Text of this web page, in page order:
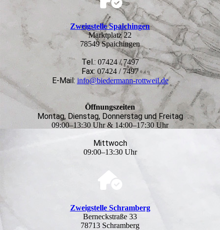
Zweigstelle Spaichingen
Marktplatz 22
78549 Spaichingen
Tel.: 07424 / 7497
Fax: 07424 / 7497
E-Mail: info@biedermann-rottweil.de
Öffnungszeiten
Montag, Dienstag, Donnerstag und Freitag
09:00–13:30 Uhr & 14:00–17:30 Uhr
Mittwoch
09:00–13:30 Uhr
Zweigstelle Schramberg
Berneckstraße 33
78713 Schramberg